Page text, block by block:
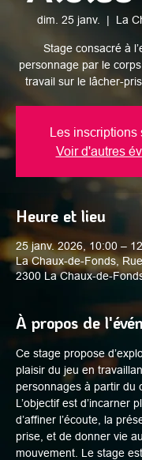
dim. 25 janv.
  |
La
Stage consacré à
personnage par le
travail sur le lâcher-
Les inscriptions
Voir d'autres
Heure et lieu
25 janv. 2026, 10:00 –
La Chaux-de-Fonds,
2300 La Chaux-de-
À propos de
Ce stage propose
plaisir du jeu en
personnages à partir du
L’objectif est d’incarner
d’affiner l’écoute, la
prise, et de donner vie
mouvement. Le stage